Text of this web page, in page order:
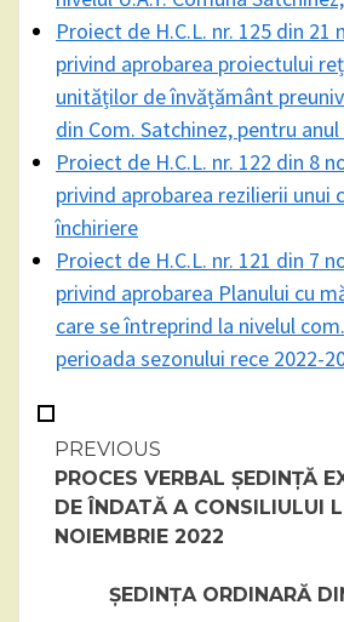
Proiect de H.C.L. nr. 125 din 21
privind aprobarea proiectului
unităților de învățământ
din Com. Satchinez, pentru
Proiect de H.C.L. nr. 122 din 8
privind aprobarea rezilierii unui
închiriere
Proiect de H.C.L. nr. 121 din 7
privind aprobarea Planului cu
care se întreprind la nivelul
perioada sezonului rece 2022-
Continue
Reading
PREVIOUS
PROCES VERBAL ȘEDINȚĂ
DE ÎNDATĂ A CONSILIULUI
NOIEMBRIE 2022
ȘEDINȚA ORDINARĂ